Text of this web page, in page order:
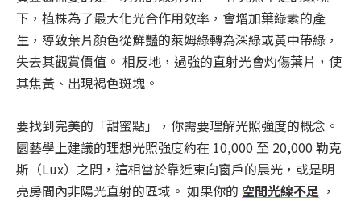
下，植株為了最大化光合作用效率，會增加葉綠素的產
生，導致葉片顏色從鮮豔的萊姆綠轉為深綠或黃中帶綠，
失去其觀賞價值。 相反地，過強的直射光會灼傷葉片，使
其焦黃、出現褐色斑塊。
要找到完美的「甜蜜點」，你需要理解光照強度的概念。
園藝學上建議的理想光照強度約在 10,000 至 20,000 勒克
斯（Lux）之間，這相當於靠近東向窗戶的晨光，或是明
亮房間內非陽光直射的區域。 如果你的 空間光線不足 ，